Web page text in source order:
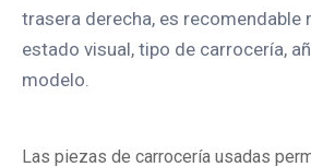
trasera derecha, es recomendable
estado visual, tipo de carrocería,
modelo.
Las piezas de carrocería usadas